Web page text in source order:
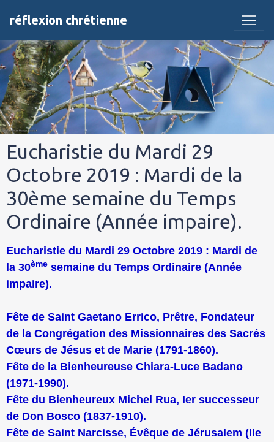
réflexion chrétienne
Eucharistie du Mardi 29
Octobre 2019 : Mardi de la
30ème semaine du Temps
Ordinaire (Année impaire).
Eucharistie du Mardi 29 Octobre 2019 : Mardi de
la 30ème semaine du Temps Ordinaire (Année
impaire).
Fête de Saint Gaetano Errico, Prêtre, Fondateur
de la Congrégation des Missionnaires des Sacrés
Cœurs de Jésus et de Marie (1791-1860).
Fête de la Bienheureuse Chiara-Luce Badano
(1971-1990).
Fête du Bienheureux Michel Rua, Ier successeur
de Don Bosco (1837-1910).
Fête de Saint Narcisse, Évêque de Jérusalem (IIe